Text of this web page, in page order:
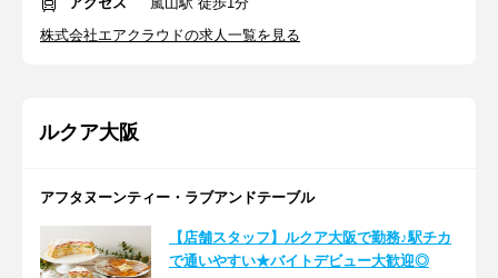
株式会社エアクラウドの求人一覧を見る
ルクア大阪
アフタヌーンティー・ラブアンドテーブル
【店舗スタッフ】ルクア大阪で勤務♪駅チカ
で通いやすい★バイトデビュー大歓迎◎